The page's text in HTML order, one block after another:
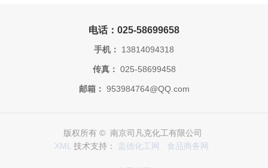
电话：025-58699658
手机： 13814094318
传真： 025-58699458
邮箱： 953984764@QQ.com
版权所有 © 南京司凡克化工有限公司
XML 技术支持： 盖德化工网 食品商务网